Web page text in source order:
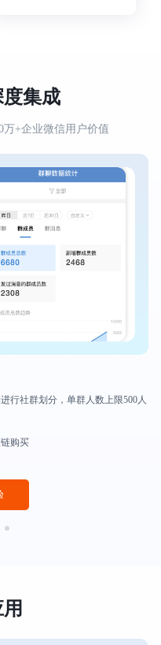
集成
万+企业微信用户价值
行社群划分，单群人数上限500人
购买